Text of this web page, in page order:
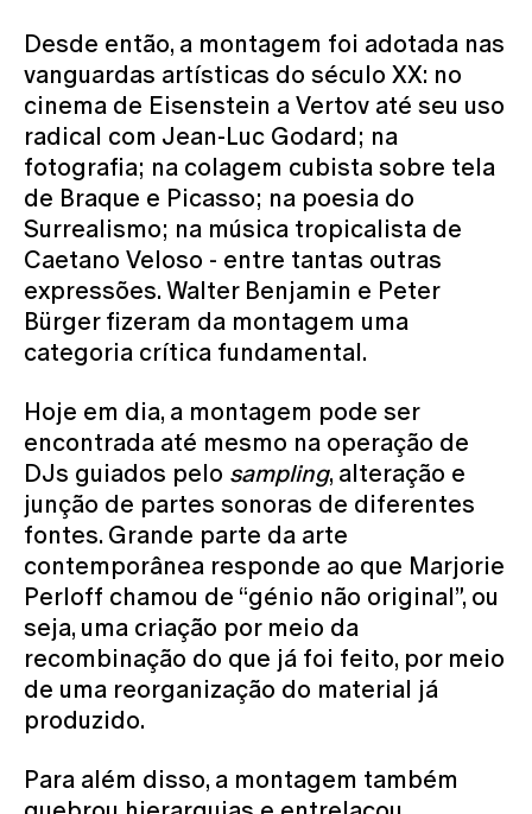
Desde então, a montagem foi adotada nas
vanguardas artísticas do século XX: no
cinema de Eisenstein a Vertov até seu uso
radical com Jean-Luc Godard; na
fotografia; na colagem cubista sobre tela
de Braque e Picasso; na poesia do
Surrealismo; na música tropicalista de
Caetano Veloso - entre tantas outras
expressões. Walter Benjamin e Peter
Bürger fizeram da montagem uma
categoria crítica fundamental.
Hoje em dia, a montagem pode ser
encontrada até mesmo na operação de
DJs guiados pelo sampling, alteração e
junção de partes sonoras de diferentes
fontes. Grande parte da arte
contemporânea responde ao que Marjorie
Perloff chamou de “génio não original”, ou
seja, uma criação por meio da
recombinação do que já foi feito, por meio
de uma reorganização do material já
produzido.
Para além disso, a montagem também